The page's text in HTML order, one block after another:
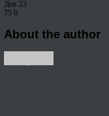
Дек 23
75 0
About the author